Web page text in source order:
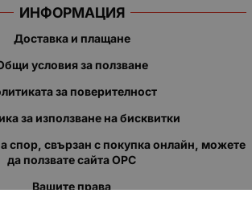
ИНФОРМАЦИЯ
Доставка и плащане
условия за ползване
за поверителност
за използване на бисквитки
спор, свързан с покупка онлайн, можете
да ползвате сайта ОРС
Вашите права